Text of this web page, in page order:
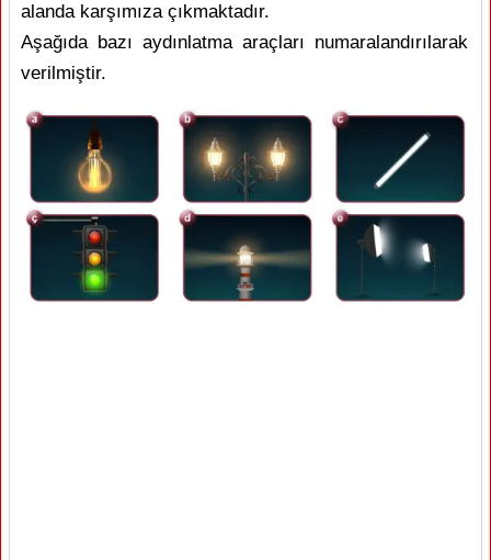
alanda karşımıza çıkmaktadır.
Aşağıda bazı aydınlatma araçları numaralandırılarak
verilmiştir.